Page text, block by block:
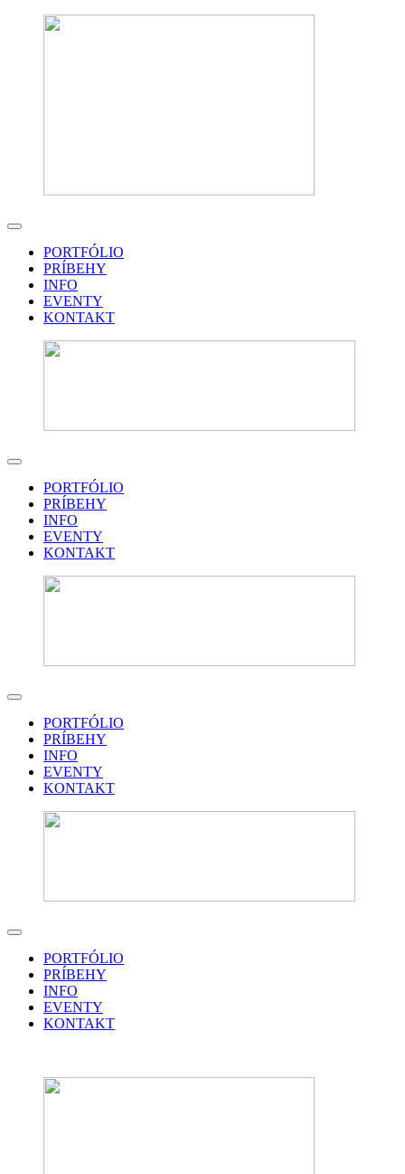
PORTFÓLIO
PRÍBEHY
INFO
EVENTY
KONTAKT
PORTFÓLIO
PRÍBEHY
INFO
EVENTY
KONTAKT
PORTFÓLIO
PRÍBEHY
INFO
EVENTY
KONTAKT
PORTFÓLIO
PRÍBEHY
INFO
EVENTY
KONTAKT